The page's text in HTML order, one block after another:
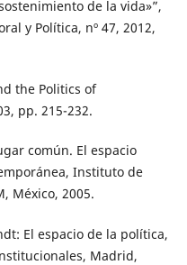
de la vida»”,
y Política, nº 47, 2012,
the Politics of
pp. 215-232.
común. El espacio
Instituto de
México, 2005.
El espacio de la política,
Madrid,